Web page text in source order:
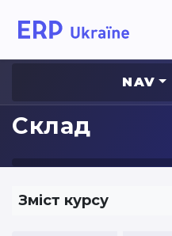
NAV
Склад
Зміст курсу